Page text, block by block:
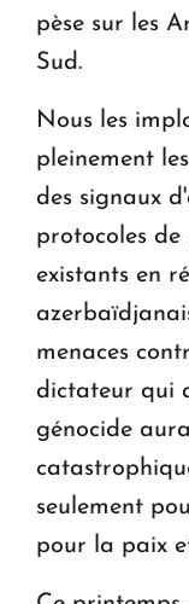
pèse sur les
Sud.
Nous les
pleinement
des signaux
protocoles
existants en
menaces
dictateur qui
génocide
seulement
pour la paix